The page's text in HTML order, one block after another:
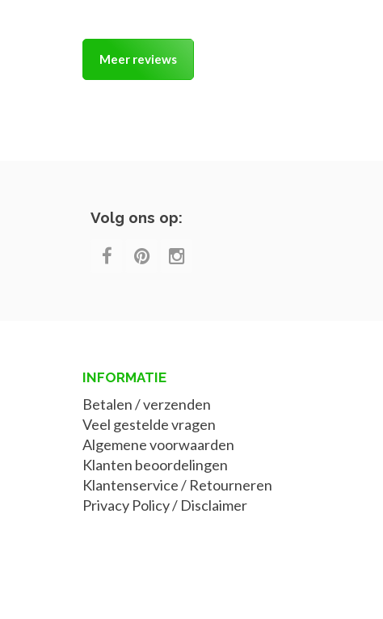
Meer reviews
Volg ons op:
INFORMATIE
Betalen / verzenden
Veel gestelde vragen
Algemene voorwaarden
Klanten beoordelingen
Klantenservice / Retourneren
Privacy Policy/ Disclaimer